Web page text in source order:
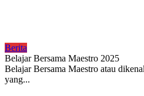
Berita
Belajar Bersama Maestro 2025
Belajar Bersama Maestro atau
yang...